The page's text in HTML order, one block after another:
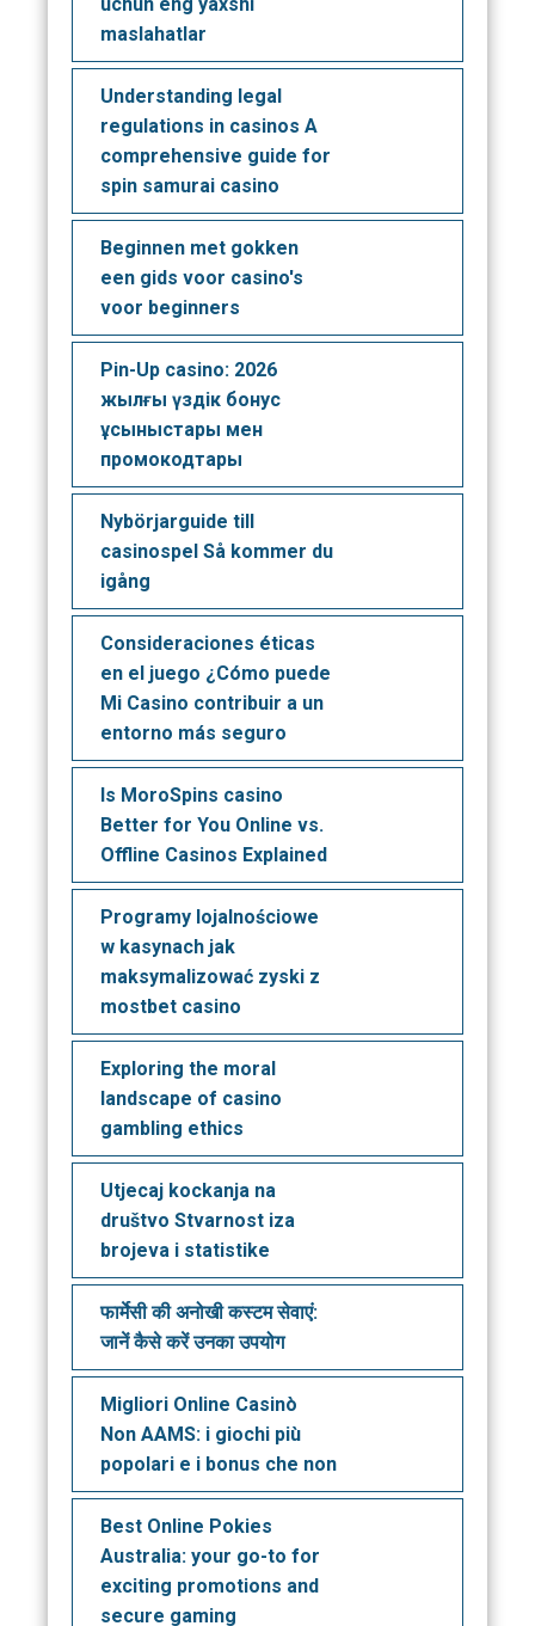
uchun eng yaxshi
maslahatlar
Understanding legal
regulations in casinos A
comprehensive guide for
spin samurai casino
Beginnen met gokken
een gids voor casino's
voor beginners
Pin-Up casino: 2026
жылғы үздік бонус
ұсыныстары мен
промокодтары
Nybörjarguide till
casinospel Så kommer du
igång
Consideraciones éticas
en el juego ¿Cómo puede
Mi Casino contribuir a un
entorno más seguro
Is MoroSpins casino
Better for You Online vs.
Offline Casinos Explained
Programy lojalnościowe
w kasynach jak
maksymalizować zyski z
mostbet casino
Exploring the moral
landscape of casino
gambling ethics
Utjecaj kockanja na
društvo Stvarnost iza
brojeva i statistike
फार्मेसी की अनोखी कस्टम सेवाएं:
जानें कैसे करें उनका उपयोग
Migliori Online Casinò
Non AAMS: i giochi più
popolari e i bonus che non
Best Online Pokies
Australia: your go-to for
exciting promotions and
secure gaming